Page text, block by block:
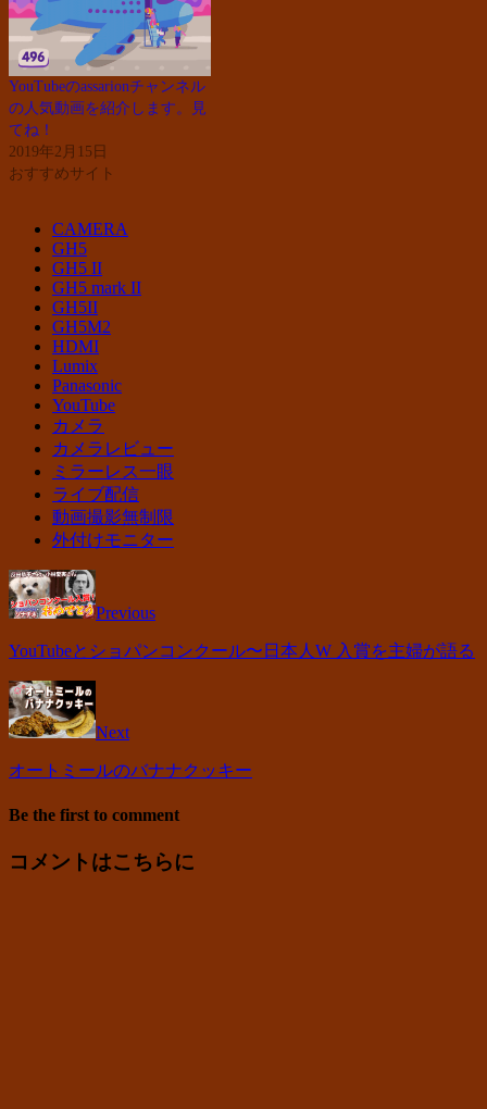
YouTubeのassarionチャンネル
の人気動画を紹介します。見
てね！
2019年2月15日
おすすめサイト
CAMERA
GH5
GH5 II
GH5 mark II
GH5II
GH5M2
HDMI
Lumix
Panasonic
YouTube
カメラ
カメラレビュー
ミラーレス一眼
ライブ配信
動画撮影無制限
外付けモニター
Previous
YouTubeとショパンコンクール〜日本人W 入賞を主婦が語る
Next
オートミールのバナナクッキー
Be the first to comment
コメントはこちらに